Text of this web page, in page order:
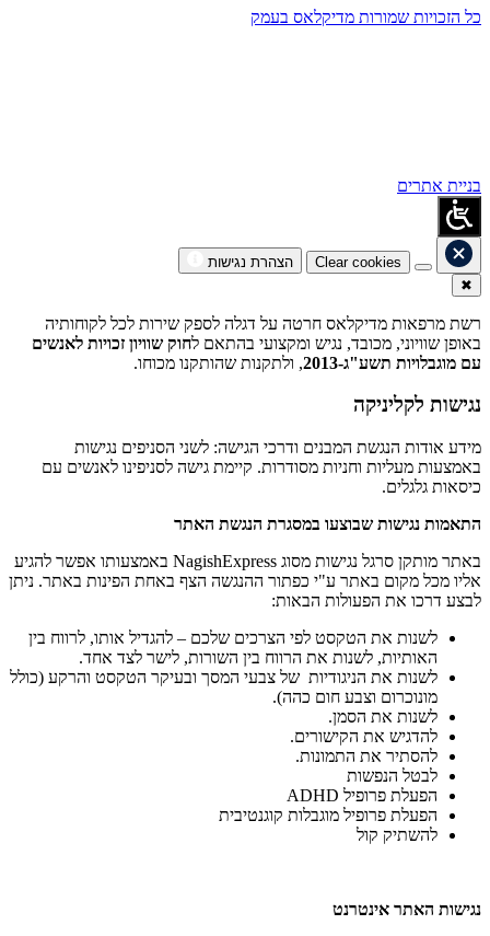
כל הזכויות שמורות מדיקלאס בעמק
בניית אתרים
Clear cookies
הצהרת נגישות
✖
רשת מרפאות מדיקלאס חרטה על דגלה לספק שירות לכל לקוחותיה
באופן שוויוני, מכובד, נגיש ומקצועי בהתאם לחוק שוויון זכויות לאנשים
עם מוגבלויות תשע"ג-2013
, ולתקנות שהותקנו מכוחו.
נגישות לקליניקה
מידע אודות הנגשת המבנים ודרכי הגישה: לשני הסניפים נגישות
באמצעות מעליות וחניות מסודרות. קיימת גישה לסניפינו לאנשים עם
כיסאות גלגלים.
התאמות נגישות שבוצעו במסגרת הנגשת האתר
באתר מותקן סרגל נגישות מסוג NagishExpress באמצעותו אפשר להגיע
אליו מכל מקום באתר ע"י כפתור ההנגשה הצף באחת הפינות באתר. ניתן
לבצע דרכו את הפעולות הבאות:
לשנות את הטקסט לפי הצרכים שלכם – להגדיל אותו, לרווח בין
האותיות, לשנות את הרווח בין השורות, לישר לצד אחד.
לשנות את הניגודיות של צבעי המסך ובעיקר הטקסט והרקע (כולל
מונוכרום וצבע חום כהה).
לשנות את הסמן.
להדגיש את הקישורים.
להסתיר את התמונות.
לבטל הנפשות
הפעלת פרופיל ADHD
הפעלת פרופיל מוגבלות קוגנטיבית
להשתיק קול
נגישות האתר אינטרנט